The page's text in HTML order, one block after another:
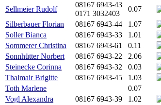
Sellmeier Rudolf
08167 6943-43
0171 3032403
0.07
Silberbauer Florian
08167 6943-44 1.07
Soller Bianca
08167 6943-33 1.01
Sommerer Christina
08167 6943-61 0.11
Sonnhütter Norbert
08167 6943-22 2.06
Steinecke Corinna
08167 6943-32 0.03
Thalmair Brigitte
08167 6943-45 1.03
Toth Marlene
0.07
Vogl Alexandra
08167 6943-39 1.02